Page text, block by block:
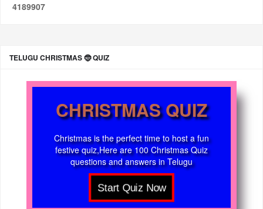
4189907
TELUGU CHRISTMAS 🤶 QUIZ
CHRISTMAS QUIZ
Christmas is the perfect time to host a fun
festive quiz,Here are 100 Christmas Quiz
questions and answers in Telugu